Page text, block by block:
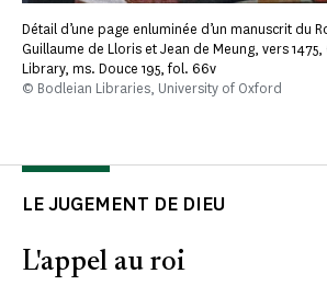
Détail d’une page enluminée d’un manuscrit du
Guillaume de Lloris et Jean de Meung, vers
Library, ms. Douce 195, fol. 66v
© Bodleian Libraries, University of Oxford
LE JUGEMENT DE DIEU
L'appel au roi